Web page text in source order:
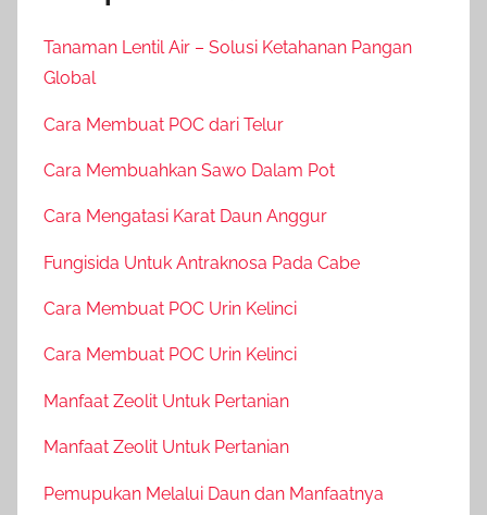
Tanaman Lentil Air – Solusi Ketahanan Pangan
Global
Cara Membuat POC dari Telur
Cara Membuahkan Sawo Dalam Pot
Cara Mengatasi Karat Daun Anggur
Fungisida Untuk Antraknosa Pada Cabe
Cara Membuat POC Urin Kelinci
Cara Membuat POC Urin Kelinci
Manfaat Zeolit Untuk Pertanian
Manfaat Zeolit Untuk Pertanian
Pemupukan Melalui Daun dan Manfaatnya